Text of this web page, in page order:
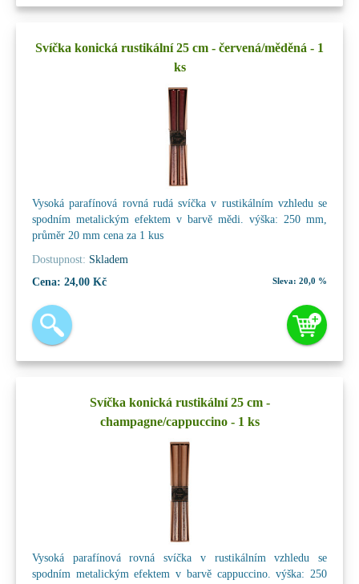
Svíčka konická rustikální 25 cm - červená/měděná - 1
ks
Vysoká parafínová rovná rudá svíčka v rustikálním vzhledu se
spodním metalickým efektem v barvě mědi. výška: 250 mm,
průměr 20 mm cena za 1 kus
Dostupnost: Skladem
Cena: 24,00 Kč Sleva: 20,0 %
Svíčka konická rustikální 25 cm -
champagne/cappuccino - 1 ks
Vysoká parafínová rovná svíčka v rustikálním vzhledu se
spodním metalickým efektem v barvě cappuccino. výška: 250